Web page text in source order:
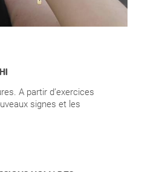
A partir d’exercices
signes et les